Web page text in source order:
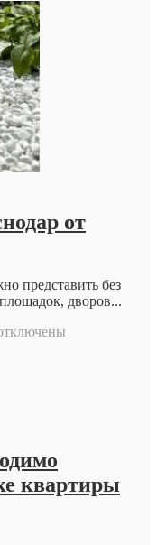
от
представить без
дворов...
квартиры